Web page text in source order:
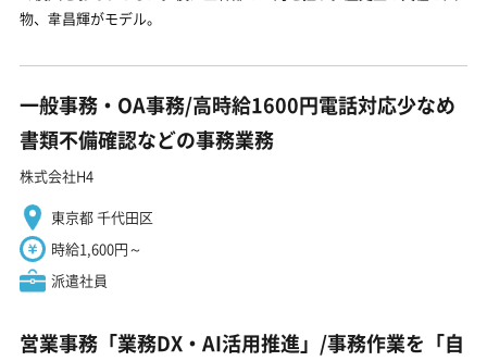
物、韋昌輝がモデル。
一般事務・OA事務/高時給1600円電話対応少なめ
書類不備確認などの事務業務
株式会社H4
東京都 千代田区
時給1,600円～
派遣社員
営業事務「業務DX・AI活用推進」/事務作業を「自